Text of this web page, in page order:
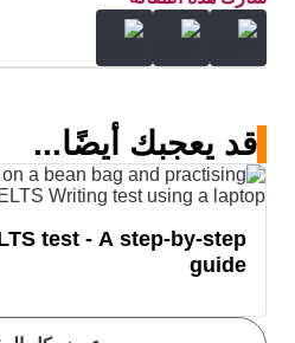
قد يعجبك أيضًا...
test - A step-by-step
guide